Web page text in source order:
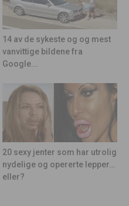
14 av de sykeste og og mest
vanvittige bildene fra
Google...
20 sexy jenter som har utrolig
nydelige og opererte lepper…
eller?